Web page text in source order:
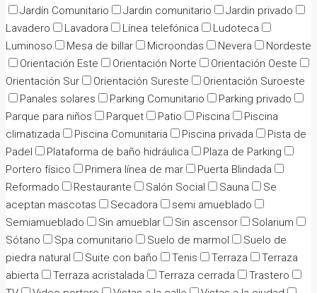
Jardín Comunitario
Jardin comunitario
Jardin privado
Lavadero
Lavadora Línea telefónica
Ludoteca
Luminoso
Mesa de billar Microondas Nevera
Nordeste
Orientación Este
Orientación Norte
Orientación Oeste
Orientación Sur
Orientación Sureste
Orientación Suroeste
Panales solares
Parking Comunitario
Parking privado
Parque para niños
Parquet Patio Piscina
Piscina
climatizada
Piscina Comunitaria Piscina privada
Pista de
Padel
Plataforma de baño hidráulica
Plaza de Parking
Portero físico
Primera línea de mar
Puerta Blindada
Reformado
Restaurante Salón Social Sauna
Se
aceptan mascotas
Secadora
semi amueblado
Semiamueblado
Sin amueblar Sin ascensor
Solarium
Sótano
Spa comunitario Suelo de marmol
Suelo de
piedra natural
Suite con baño Tenis Terraza
Terraza
abierta
Terraza acristalada Terraza cerrada
Trastero